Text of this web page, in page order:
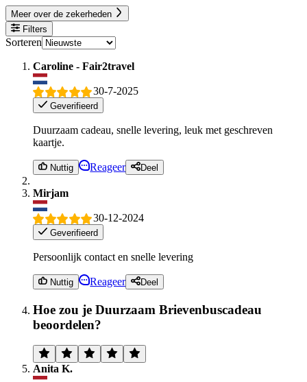
Meer over de zekerheden
Filters
Sorteren
Caroline - Fair2travel
30-7-2025
Geverifieerd
Duurzaam cadeau, snelle levering, leuk met geschreven
kaartje.
Nuttig Reageer Deel
Mirjam
30-12-2024
Geverifieerd
Persoonlijk contact en snelle levering
Nuttig Reageer Deel
Hoe zou je Duurzaam Brievenbuscadeau
beoordelen?
Anita K.